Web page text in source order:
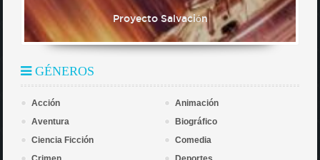
Proyecto Salvación
GÉNEROS
Acción
Animación
Aventura
Biográfico
Ciencia Ficción
Comedia